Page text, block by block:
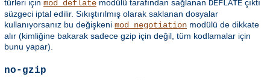
türleri için mod_deflate modülü tarafından sağlanan DEFLATE çıktı
süzgeci iptal edilir. Sıkıştırılmış olarak saklanan dosyalar
kullanıyorsanız bu değişkeni mod_negotiation modülü de dikkate
alır (kimliğine bakarak sadece gzip için değil, tüm kodlamalar için
bunu yapar).
no-gzip